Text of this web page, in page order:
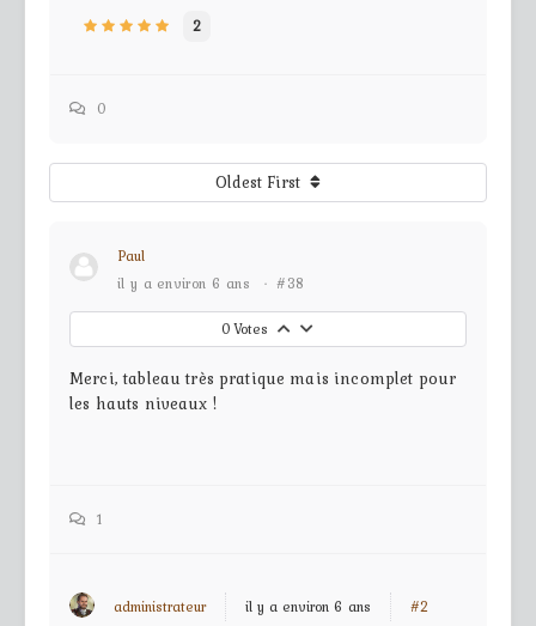
2
0
Oldest First
Paul
il y a environ 6 ans
· #38
0Votes
Merci, tableau très pratique mais incomplet pour
les hauts niveaux !
1
administrateur il y a environ 6 ans #2